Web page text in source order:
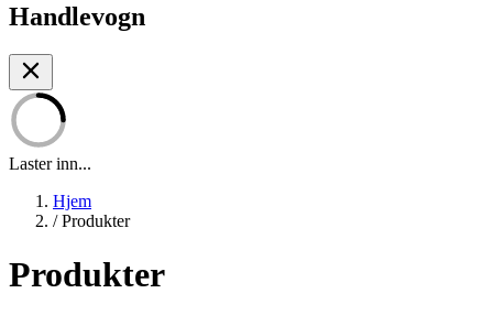
Handlevogn
Laster inn...
Hjem
/ Produkter
Produkter